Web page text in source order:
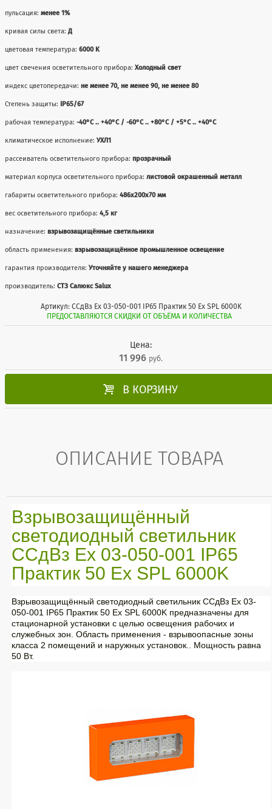
пульсация:менее 1%
кривая силы света:Д
цветовая температура:6000 K
цвет свечения осветительного прибора:Холодный свет
индекс цветопередачи:не менее 70, не менее 90, не менее 80
Степень защиты: IP65/67
рабочая температура:-40°С .. +40°C / -60°С .. +80°C / +5°С .. +40°C
климатическое исполнение:УХЛ1
рассеиватель осветительного прибора:прозрачный
материал корпуса осветительного прибора:листовой окрашенный металл
габариты осветительного прибора:486x200x70 мм
вес осветительного прибора:4,5 кг
назначение:взрывозащищённые светильники
область применения:взрывозащищённое промышленное освещение
гарантия производителя:Уточняйте у нашего менеджера
производитель:СТЗ Салюкс Salux
Артикул: ССдВз Ех 03-050-001 IP65 Практик 50 Ех SPL 6000K
ПРЕДОСТАВЛЯЮТСЯ СКИДКИ ОТ ОБЪЁМА И КОЛИЧЕСТВА
Цена:
11 996 руб.
 В КОРЗИНУ
ОПИСАНИЕ ТОВАРА
Взрывозащищённый
светодиодный светильник
ССдВз Ех 03-050-001 IP65
Практик 50 Ех SPL 6000K
Взрывозащищённый светодиодный светильник ССдВз Ех 03-
050-001 IP65 Практик 50 Ех SPL 6000K предназначены для
стационарной установки с целью освещения рабочих и
служебных зон. Область применения - взрывоопасные зоны
класса 2 помещений и наружных установок.. Мощность равна
50 Вт.